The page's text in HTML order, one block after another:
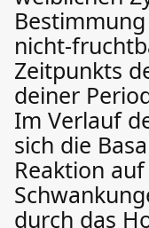
nicht-
Zeitpunkts
deiner
Im Verlauf
sich die
Reaktion
durch das